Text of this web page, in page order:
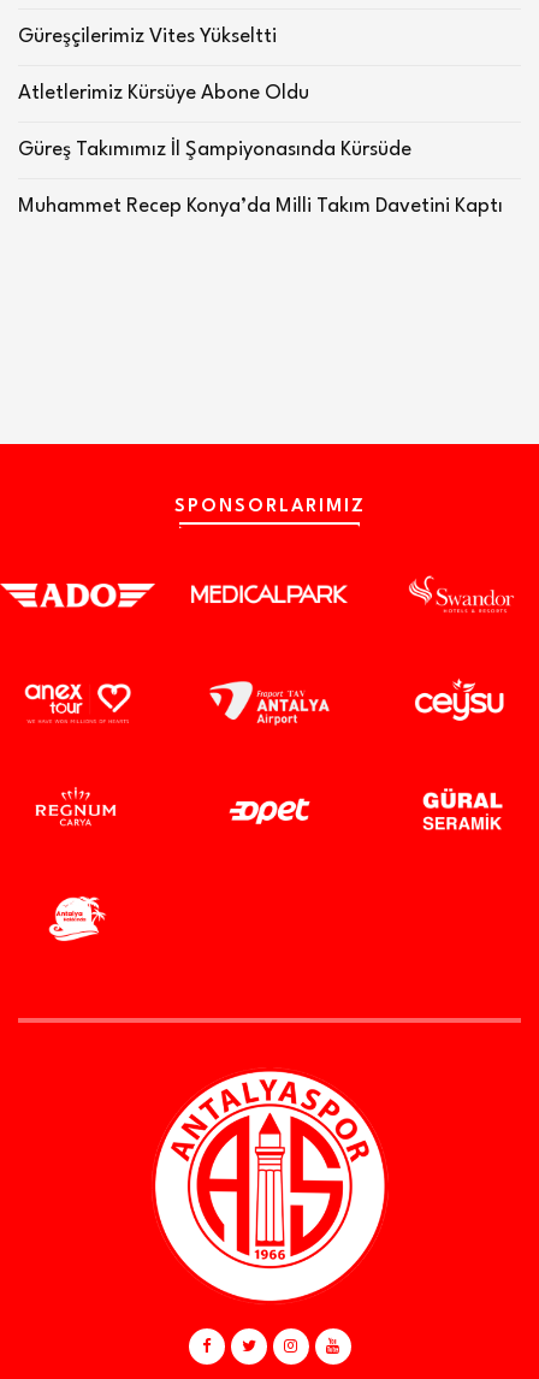
Güreşçilerimiz Vites Yükseltti
Atletlerimiz Kürsüye Abone Oldu
Güreş Takımımız İl Şampiyonasında Kürsüde
Muhammet Recep Konya’da Milli Takım Davetini Kaptı
SPONSORLARIMIZ